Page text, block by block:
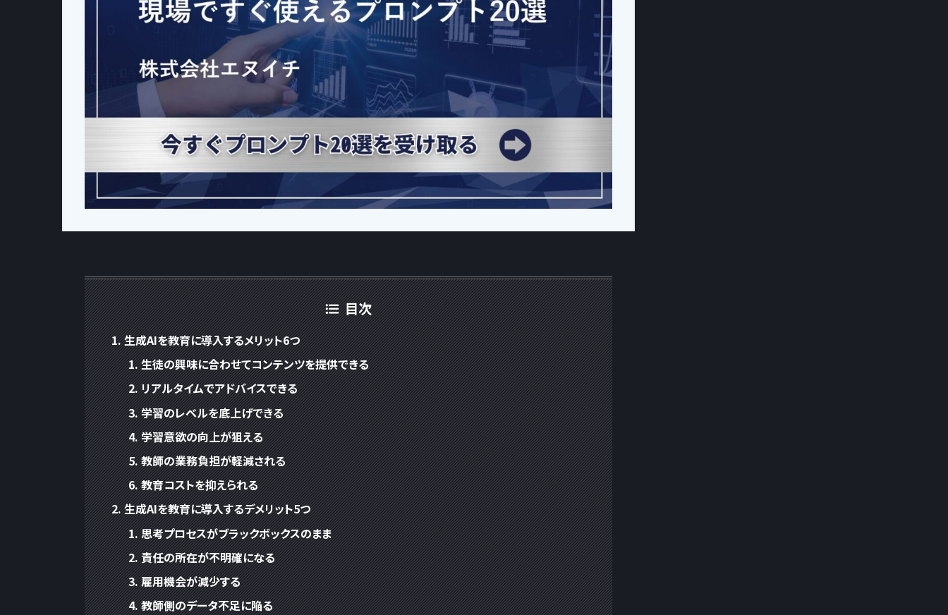
目次
生成AIを教育に導入するメリット6つ
生徒の興味に合わせてコンテンツを提供できる
リアルタイムでアドバイスできる
学習のレベルを底上げできる
学習意欲の向上が狙える
教師の業務負担が軽減される
教育コストを抑えられる
生成AIを教育に導入するデメリット5つ
思考プロセスがブラックボックスのまま
責任の所在が不明確になる
雇用機会が減少する
教師側のデータ不足に陥る